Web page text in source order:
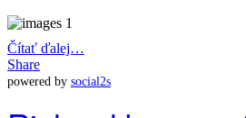
Čítať ďalej…
Share
powered by social2s